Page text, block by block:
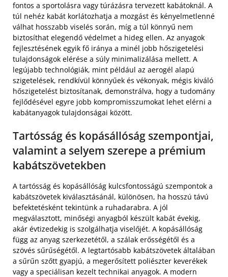
fontos a sportolásra vagy túrázásra tervezett kabátoknál. A
túl nehéz kabát korlátozhatja a mozgást és kényelmetlenné
válhat hosszabb viselés során, míg a túl könnyű nem
biztosíthat elegendő védelmet a hideg ellen. Az anyagok
fejlesztésének egyik fő iránya a minél jobb hőszigetelési
tulajdonságok elérése a súly minimalizálása mellett. A
legújabb technológiák, mint például az aerogél alapú
szigetelések, rendkívül könnyűek és vékonyak, mégis kiváló
hőszigetelést biztosítanak, demonstrálva, hogy a tudomány
fejlődésével egyre jobb kompromisszumokat lehet elérni a
kabátanyagok tulajdonságai között.
Tartósság és kopásállóság szempontjai,
valamint a selyem szerepe a prémium
kabátszövetekben
A tartósság és kopásállóság kulcsfontosságú szempontok a
kabátszövetek kiválasztásánál, különösen, ha hosszú távú
befektetésként tekintünk a ruhadarabra. A jól
megválasztott, minőségi anyagból készült kabát évekig,
akár évtizedekig is szolgálhatja viselőjét. A kopásállóság
függ az anyag szerkezetétől, a szálak erősségétől és a
szövés sűrűségétől. A legtartósabb kabátszövetek általában
a sűrűn szőtt gyapjú, a megerősített poliészter keverékek
vagy a speciálisan kezelt technikai anyagok. A modern